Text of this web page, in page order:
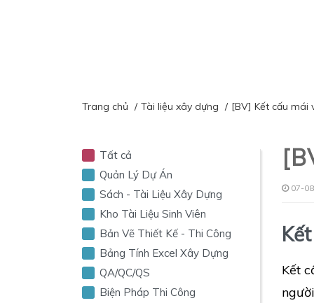
Trang chủ Tài liệu xây dựng [BV] Kết cấu mái
Tất cả
Quản Lý Dự Án
Sách - Tài Liệu Xây Dựng
Kho Tài Liệu Sinh Viên
Bản Vẽ Thiết Kế - Thi Công
Bảng Tính Excel Xây Dựng
QA/QC/QS
Biện Pháp Thi Công
07-
Kết